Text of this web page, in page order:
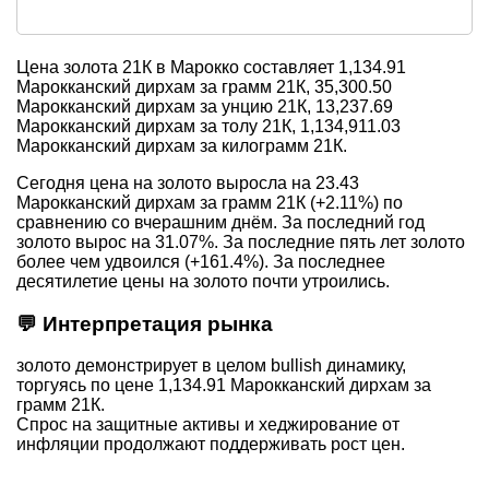
Цена золота 21К в Марокко составляет 1,134.91
Марокканский дирхам за грамм 21К, 35,300.50
Марокканский дирхам за унцию 21К, 13,237.69
Марокканский дирхам за толу 21К, 1,134,911.03
Марокканский дирхам за килограмм 21К.
Сегодня цена на золото выросла на 23.43
Марокканский дирхам за грамм 21К (+2.11%) по
сравнению со вчерашним днём. За последний год
золото вырос на 31.07%. За последние пять лет золото
более чем удвоился (+161.4%). За последнее
десятилетие цены на золото почти утроились.
💬 Интерпретация рынка
золото демонстрирует в целом bullish динамику,
торгуясь по цене 1,134.91 Марокканский дирхам за
грамм 21К.
Спрос на защитные активы и хеджирование от
инфляции продолжают поддерживать рост цен.